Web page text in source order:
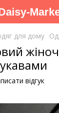
для дому
відгук